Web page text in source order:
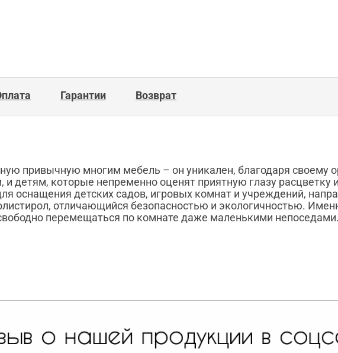
Гарантии Возврат
привычную многим мебель – он уникален, благодаря своему
детям, которые непременно оценят приятную глазу расцветку
оснащения детских садов, игровых комнат и учреждений,
отличающийся безопасностью и экологичностью.
перемещаться по комнате даже маленькими непоседами.